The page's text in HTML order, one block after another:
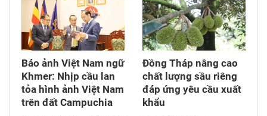
Báo ảnh Việt Nam ngữ
Khmer: Nhịp cầu lan
tỏa hình ảnh Việt Nam
trên đất Campuchia
Đồng Tháp nâng cao
chất lượng sầu riêng
đáp ứng yêu cầu xuất
khẩu